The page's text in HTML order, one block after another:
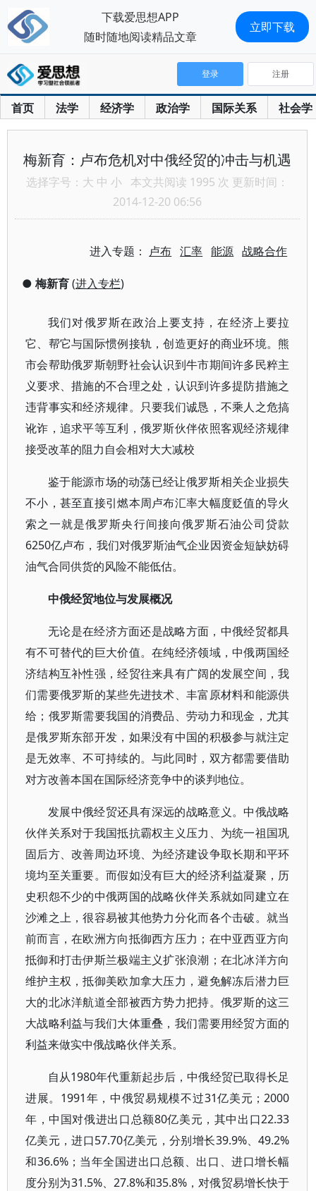
首页 法学 经济学 政治学 国际关系 社会学
登录 注册
梅新育：卢布危机对中俄经贸的冲击与机遇
选择字号： 大 中 小 本文共阅读 1995 次 更新时间：
2014-12-20 06:56
进入专题： 卢布 汇率 能源 战略合作
● 梅新育(进入专栏)
我们对俄罗斯在政治上要支持，在经济上要拉
它、帮它与国际惯例接轨，创造更好的商业环境。熊
市会帮助俄罗斯朝野社会认识到牛市期间许多民粹主
义要求、措施的不合理之处，认识到许多提防措施之
违背事实和经济规律。只要我们诚恳，不乘人之危搞
讹诈，追求平等互利，俄罗斯伙伴依照客观经济规律
接受改革的阻力自会相对大大减校
鉴于能源市场的动荡已经让俄罗斯相关企业损失
不小，甚至直接引燃本周卢布汇率大幅度贬值的导火
索之一就是俄罗斯央行间接向俄罗斯石油公司贷款
6250亿卢布，我们对俄罗斯油气企业因资金短缺妨碍
油气合同供货的风险不能低估。
中俄经贸地位与发展概况
无论是在经济方面还是战略方面，中俄经贸都具
有不可替代的巨大价值。在纯经济领域，中俄两国经
济结构互补性强，经贸往来具有广阔的发展空间，我
们需要俄罗斯的某些先进技术、丰富原材料和能源供
给；俄罗斯需要我国的消费品、劳动力和现金，尤其
是俄罗斯东部开发，如果没有中国的积极参与就注定
是无效率、不可持续的。与此同时，双方都需要借助
对方改善本国在国际经济竞争中的谈判地位。
发展中俄经贸还具有深远的战略意义。中俄战略
伙伴关系对于我国抵抗霸权主义压力、为统一祖国巩
固后方、改善周边环境、为经济建设争取长期和平环
境均至关重要。而假如没有巨大的经济利益凝聚，历
史积怨不少的中俄两国的战略伙伴关系就如同建立在
沙滩之上，很容易被其他势力分化而各个击破。就当
前而言，在欧洲方向抵御西方压力；在中亚西亚方向
抵御和打击伊斯兰极端主义扩张浪潮；在北冰洋方向
维护主权，抵御美欧加拿大压力，避免解冻后潜力巨
大的北冰洋航道全部被西方势力把持。俄罗斯的这三
大战略利益与我们大体重叠，我们需要用经贸方面的
利益来做实中俄战略伙伴关系。
自从1980年代重新起步后，中俄经贸已取得长足
进展。1991年，中俄贸易规模不过31亿美元；2000
年，中国对俄进出口总额80亿美元，其中出口22.33
亿美元，进口57.70亿美元，分别增长39.9%、49.2%
和36.6%；当年全国进出口总额、出口、进口增长幅
度分别为31.5%、27.8%和35.8%，对俄贸易增长快于
下载爱思想APP
随时随地阅读精品文章
立即下载